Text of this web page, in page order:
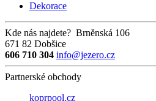
Dekorace
Kde nás najdete? Brněnská 106
671 82 Dobšice
606 710 304 info@jezero.cz
Partnerské obchody
koprpool.cz